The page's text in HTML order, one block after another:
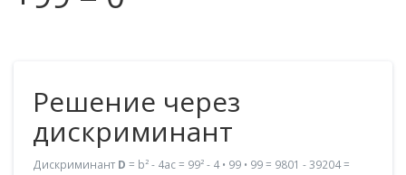
Решение через
дискриминант
Дискриминант D = b² - 4ac = 99² - 4 • 99 • 99 = 9801 - 39204 =